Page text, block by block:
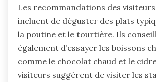
Les recommandations des
incluent de déguster des plats
la poutine et le tourtière. Ils
également d’essayer les boissons
comme le chocolat chaud et le
visiteurs suggèrent de visiter les